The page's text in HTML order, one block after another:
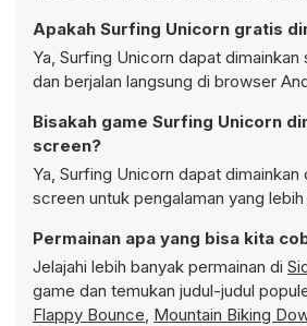
Apakah Surfing Unicorn gratis
Ya, Surfing Unicorn dapat
dan berjalan langsung di browser
Bisakah game Surfing Unicorn
screen?
Ya, Surfing Unicorn dapat
screen untuk pengalaman yang
Permainan apa yang bisa kita
Jelajahi lebih banyak permainan di
game dan temukan judul-judul
Flappy Bounce, Mountain Biking